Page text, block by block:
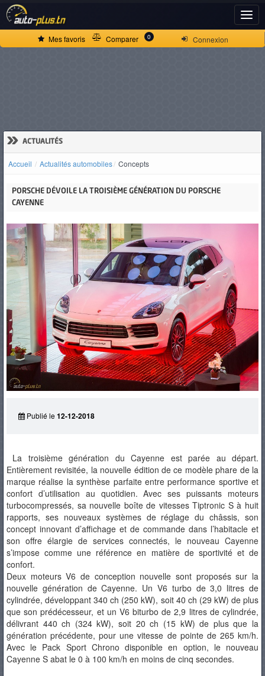
Connexion
Mes favoris Comparer 0
» ACTUALITÉS
Accueil Actualités automobiles Concepts
PORSCHE DÉVOILE LA TROISIÈME GÉNÉRATION DU PORSCHE
CAYENNE
Publié le12-12-2018
La troisième génération du Cayenne est parée au départ.
Entièrement revisitée, la nouvelle édition de ce modèle phare de la
marque réalise la synthèse parfaite entre performance sportive et
confort d’utilisation au quotidien. Avec ses puissants moteurs
turbocompressés, sa nouvelle boîte de vitesses Tiptronic S à huit
rapports, ses nouveaux systèmes de réglage du châssis, son
concept innovant d’affichage et de commande dans l’habitacle et
son offre élargie de services connectés, le nouveau Cayenne
s’impose comme une référence en matière de sportivité et de
confort.
Deux moteurs V6 de conception nouvelle sont proposés sur la
nouvelle génération de Cayenne. Un V6 turbo de 3,0 litres de
cylindrée, développant 340 ch (250 kW), soit 40 ch (29 kW) de plus
que son prédécesseur, et un V6 biturbo de 2,9 litres de cylindrée,
délivrant 440 ch (324 kW), soit 20 ch (15 kW) de plus que la
génération précédente, pour une vitesse de pointe de 265 km/h.
Avec le Pack Sport Chrono disponible en option, le nouveau
Cayenne S abat le 0 à 100 km/h en moins de cinq secondes.
ACCUEIL
D'OCCASION
CAMIONS
PNEUS